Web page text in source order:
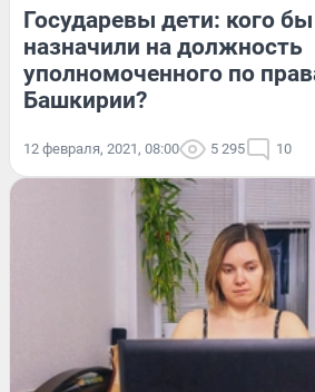
Государевы дети: кого
назначили на должность
уполномоченного по
Башкирии?
12 февраля, 2021, 08:00 5 295 10